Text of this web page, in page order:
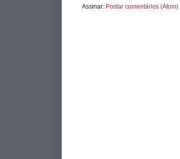
Assinar: Postar comentários (Atom)